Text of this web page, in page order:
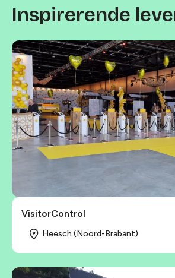
Inspirerende
VisitorControl
Heesch (Noord-Brabant)